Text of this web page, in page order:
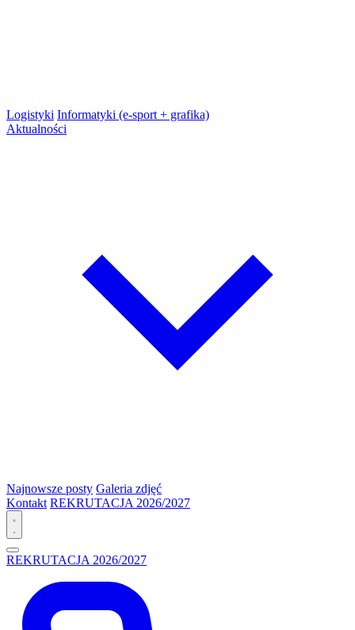
Logistyki Informatyki (e-sport + grafika)
Aktualności
Najnowsze posty Galeria zdjęć
Kontakt REKRUTACJA 2026/2027
REKRUTACJA 2026/2027